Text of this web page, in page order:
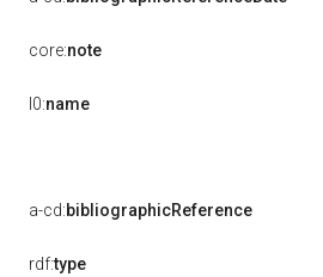
core:note
l0:name
a-cd:bibliographicReference
rdf:type